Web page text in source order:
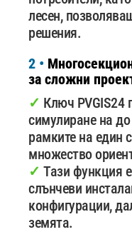
лесен,
решения.
2 •
за сложни
✓ Ключ PVGIS24
симулиране на
рамките на един
множество
✓ Тази функция
слънчеви
конфигурации,
земята.